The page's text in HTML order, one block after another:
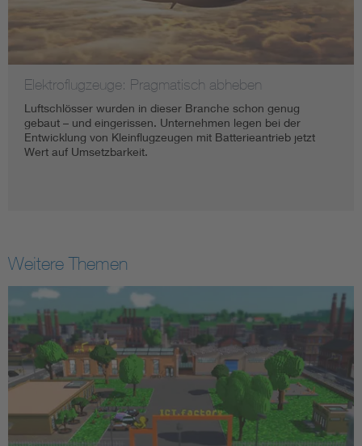
Elektroflugzeuge: Pragmatisch abheben
Luftschlösser wurden in dieser Branche schon genug
gebaut – und eingerissen. Unternehmen legen bei der
Entwicklung von Kleinflugzeugen mit Batterieantrieb jetzt
Wert auf Umsetzbarkeit.
Weitere Themen